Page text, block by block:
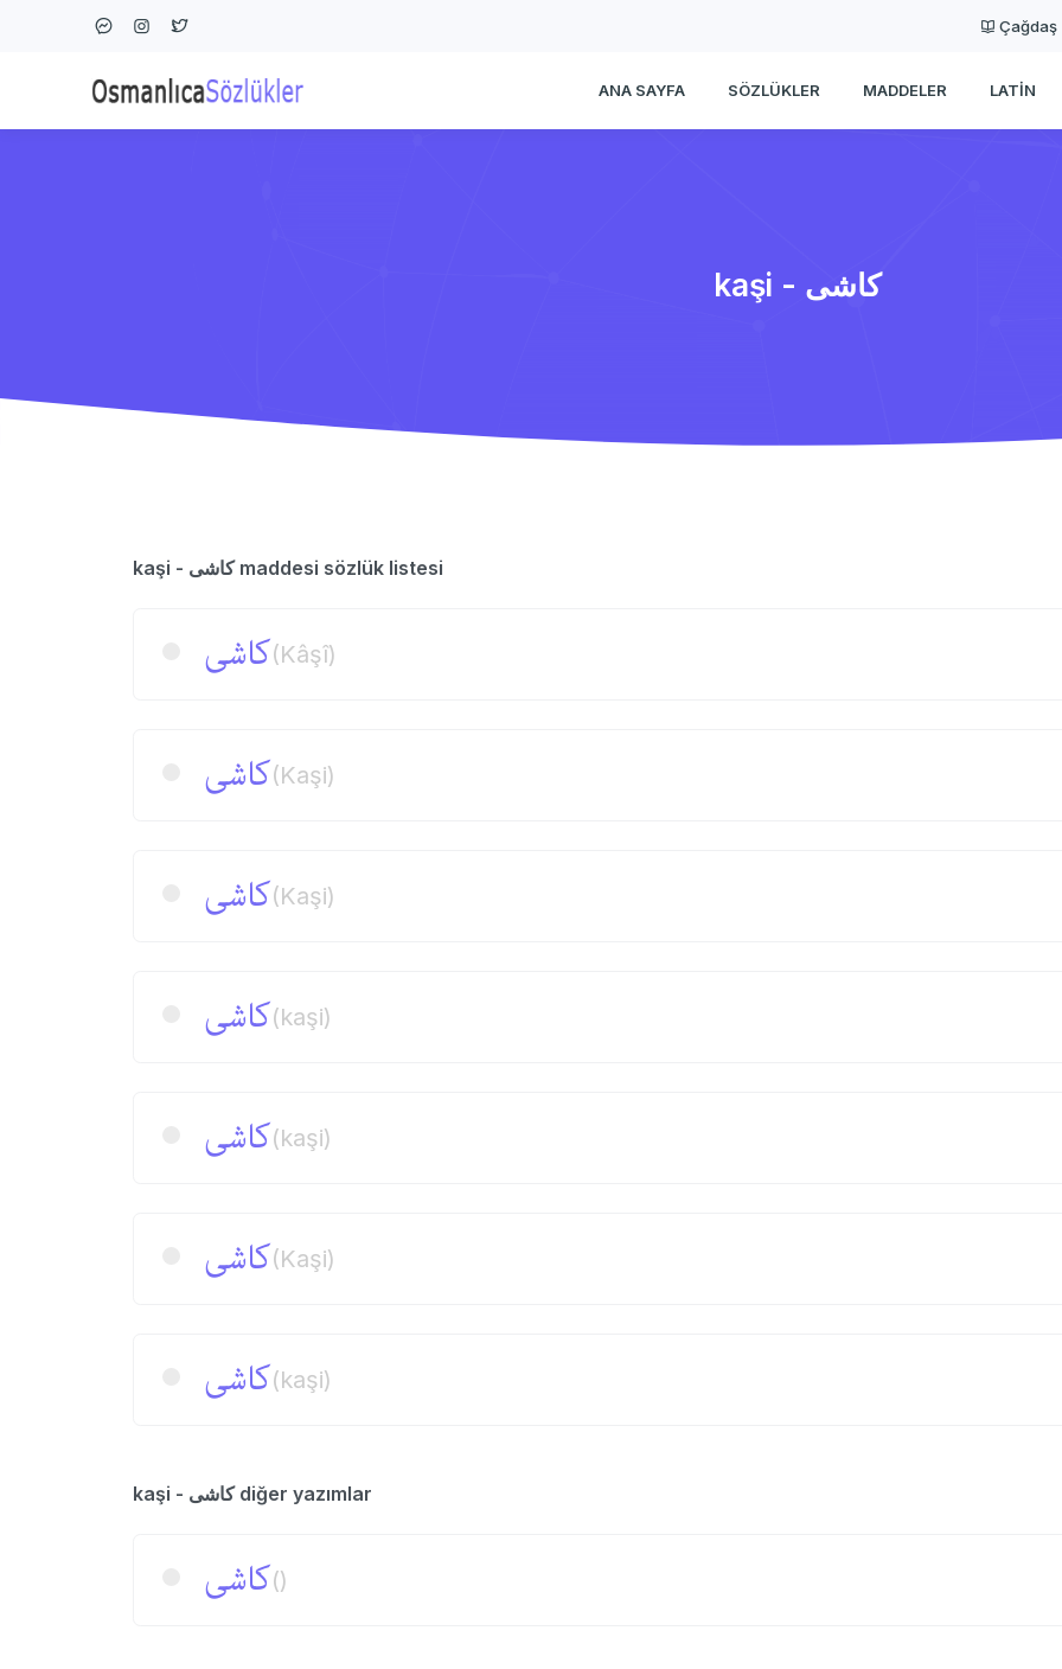
Çağdaş
ANA SAYFA SÖZLÜKLER MADDELER LATIN
kaşi - كاشی
kaşi - كاشی maddesi sözlük listesi
كاشی(Kâşî)
كاشی(Kaşi)
كاشی(Kaşi)
كاشی(kaşi)
كاشی(kaşi)
كاشی(Kaşi)
كاشی(kaşi)
kaşi - كاشی diğer yazımlar
كاشی()